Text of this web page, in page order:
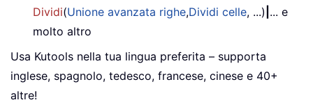
Dividi(Unione avanzata righe,Dividi celle, ...) ... e
molto altro
Usa Kutools nella tua lingua preferita – supporta
inglese, spagnolo, tedesco, francese, cinese e 40+
altre!